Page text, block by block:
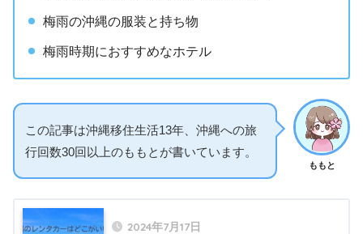
梅雨の沖縄の服装と持ち物
梅雨時期におすすめなホテル
ももと
この記事は沖縄移住生活13年、沖縄への旅
行回数30回以上のももとが書いています。
2024年7月17日